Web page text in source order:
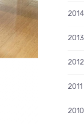
2014
2013
2012
2011
2010